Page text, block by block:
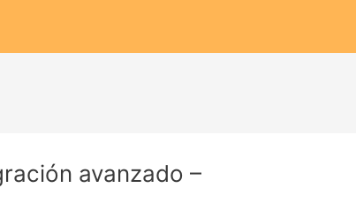
avanzado –